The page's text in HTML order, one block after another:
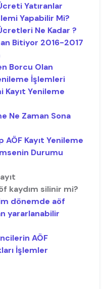
Yatıranlar
Yapabilir Mi?
Ne Kadar ?
Bitiyor 2016-2017
Borcu Olan
İşlemleri
Kayıt Yenileme
Ne Zaman Sona
AÖF Kayıt Yenileme
Durumu
kaydım silinir mi?
dönemde aöf
yararlanabilir
AÖF
İşlemler